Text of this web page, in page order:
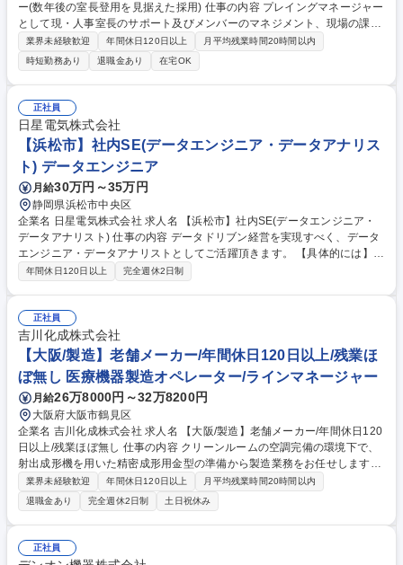
ー(数年後の室長登用を見据えた採用) 仕事の内容 プレイングマネージャー
として現・人事室長のサポート及びメンバーのマネジメント、現場の課題
感を直接把握して制度設計に活かして頂くため、総務人事の実務で手を動
かして頂きます。 ■人事制度設計、人事評価 ■採用業務全般（中途採用）
■規定整備、給与計算等の労務業務 【仕事の魅力】組織強化に深く携わ
り、将来は人事課長を見据えてキャリアを築けます。年休126日で土日祝
休と働き方も整い、創業80年超の安定基盤で長期就業が叶う環境です。
募集職種 [八丁堀]総務人事のプレイングマネージャー(数年後の室長登用を
見据えた採用)
業界未経験歓迎 年間休日120日以上
月平均残業時間20時間以内
時短勤務あり
退職金あり 在宅OK
正社員
日星電気株式会社
【浜松市】社内SE(データエンジニア・データアナリス
ト) データエンジニア
月給30万円～35万円
静岡県浜松市中央区
企業名 日星電気株式会社 求人名 【浜松市】社内SE(データエンジニア・
データアナリスト) 仕事の内容 データドリブン経営を実現すべく、データ
エンジニア・データアナリストとしてご活躍頂きます。 【具体的には】■
Microsoft Fabricを活用したデータ基盤の企画・構築・運用 ■社内外データ
営・業務意思決定を支援するデータ分析 ■各部門と連携したKPI設計およ
び可視化 ■データ活用文化の定着に向けた社内展開・教育 ■海外拠点を含
めたデータ統合・標準化 ■「データドリブン経営基盤」の実現 等 等 募集
職種 【浜松市】社内SE(データエンジニア・データアナリスト)
年間休日120日以上 完全週休2日制
正社員
吉川化成株式会社
【大阪/製造】老舗メーカー/年間休日120日以上/残業ほ
ぼ無し 医療機器製造オペレーター/ラインマネージャー
月給26万8000円～32万8200円
大阪府大阪市鶴見区
企業名 吉川化成株式会社 求人名 【大阪/製造】老舗メーカー/年間休日120
日以上/残業ほぼ無し 仕事の内容 クリーンルームの空調完備の環境下で、
射出成形機を用いた精密成形用金型の準備から製造業務をお任せします。
安定した経営基盤のもと、ワークライフバランスを整えながらご勤務いた
だくことができます。 【詳細】■金型の準備：金型のセットや温度・圧力
の初期設定■製造：原材料の投入（製造は機械が全自動で行います。）■梱
包：成形された製品を箱へ梱包■確認業務：マニュアルに沿って製品の品
質の確認 【魅力・働き方】 空調完備の快適な環境です。三交代制勤務に
よる手当で収入増が見込め、残業も少なくメリハリのある働き方が可能。
業界未経験歓迎 年間休日120日以上
月平均残業時間20時間以内
退職金あり
完全週休2日制 土日祝休み
正社員